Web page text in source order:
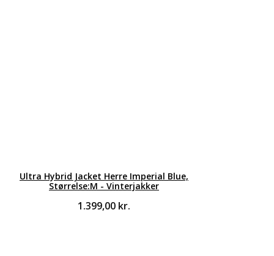
Ultra Hybrid Jacket Herre Imperial Blue,
Størrelse:M - Vinterjakker
1.399,00 kr.